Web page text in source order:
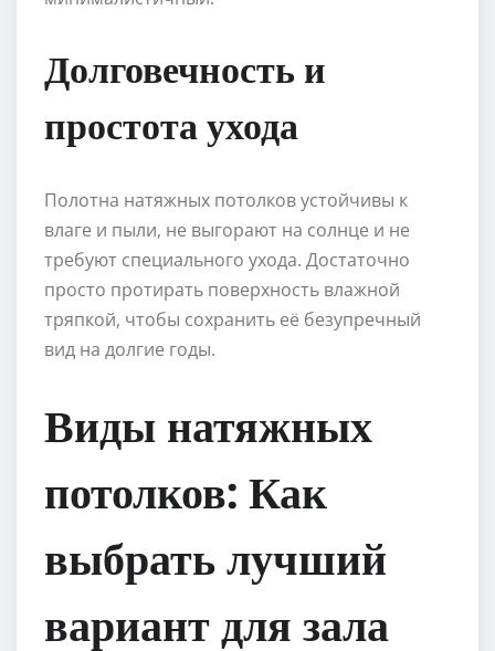
Долговечность и
простота ухода
Полотна натяжных потолков устойчивы к
влаге и пыли, не выгорают на солнце и не
требуют специального ухода. Достаточно
просто протирать поверхность влажной
тряпкой, чтобы сохранить её безупречный
вид на долгие годы.
Виды натяжных
потолков: Как
выбрать лучший
вариант для зала